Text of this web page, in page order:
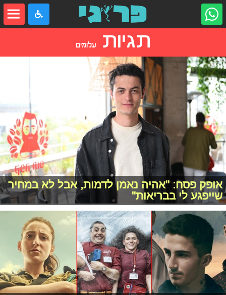
תגיות עלומים
אופק פסח: "אהיה נאמן לדמות, אבל לא במחיר
שייפגע לי בבריאות"